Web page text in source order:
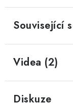
Prodejna JESENICE
GDPR
ZPĚTNÝ ODBĚR
AKUMULÁTORŮ
Související
Videa (2)
Diskuze